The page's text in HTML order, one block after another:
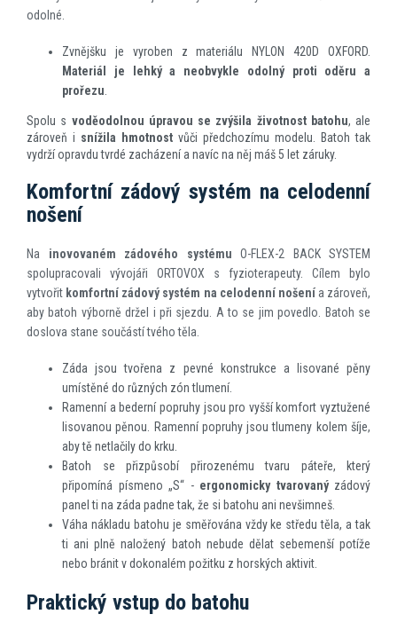
odolné.
Zvnějšku je vyroben z materiálu NYLON 420D OXFORD.
Materiál je lehký a neobvykle odolný proti oděru a
prořezu
Spolu s voděodolnou úpravou se zvýšila životnost batohu, ale
zároveň i snížila hmotnost vůči předchozímu modelu. Batoh tak
vydrží opravdu tvrdé zacházení a navíc na něj máš 5 let záruky.
Komfortní zádový systém na celodenní
nošení
Na inovovaném zádového systému O-FLEX-2 BACK SYSTEM
spolupracovali vývojáři ORTOVOX s fyzioterapeuty. Cílem bylo
vytvořit komfortní zádový systém na celodenní nošenía zároveň,
aby batoh výborně držel i při sjezdu. A to se jim povedlo. Batoh se
doslova stane součástí tvého těla.
Záda jsou tvořena z pevné konstrukce a lisované pěny
umístěné do různých zón tlumení.
Ramenní a bederní popruhy jsou pro vyšší komfort vyztužené
lisovanou pěnou. Ramenní popruhy jsou tlumeny kolem šíje,
aby tě netlačily do krku.
Batoh se přizpůsobí přirozenému tvaru páteře, který
připomíná písmeno „S“ - ergonomicky tvarovanýzádový
panel ti na záda padne tak, že si batohu ani nevšimneš.
Váha nákladu batohu je směřována vždy ke středu těla, a tak
ti ani plně naložený batoh nebude dělat sebemenší potíže
nebo bránit v dokonalém požitku z horských aktivit.
Praktický vstup do batohu